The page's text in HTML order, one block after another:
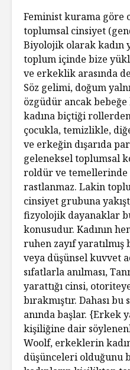
Feminist kurama göre
toplumsal cinsiyet
Biyolojik olarak kadın
toplum içinde bize
ve erkeklik arasında
Söz gelimi, doğum
özgüdür ancak
kadına biçtiği
çocukla, temizlikle,
ve erkeğin dışarıda
geleneksel toplumsal
roldür ve
rastlanmaz. Lakin
cinsiyet grubuna
fizyolojik dayanaklar
konusudur. Kadının
ruhen zayıf
veya düşünsel kuvvet
sıfatlarla anılması,
yarattığı cinsi,
bırakmıştır. Dahası
anında başlar. {Erkek
kişiliğine dair
Woolf, erkeklerin
düşünceleri olduğunu